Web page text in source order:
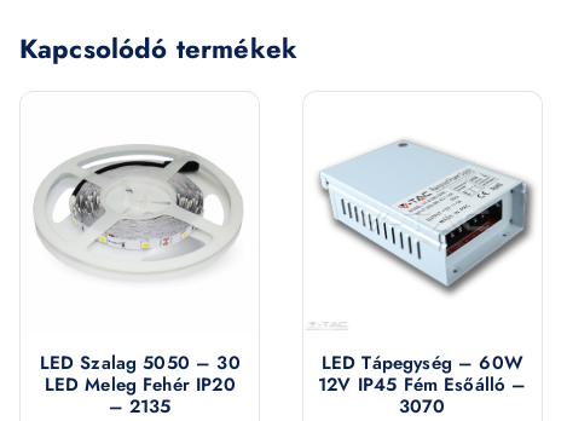
Kapcsolódó termékek
LED Szalag 5050 – 30
LED Meleg Fehér IP20
– 2135
LED Tápegység – 60W
12V IP45 Fém Esőálló –
3070